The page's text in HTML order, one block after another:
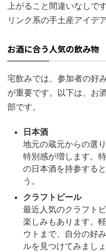
上がること間違いなしで
リンク系の手土産アイデ
お酒に合う人気の飲み物
宅飲みでは、参加者の好
が重要です。以下は、お
部です。
日本酒
地元の蔵元からの選
特別感が増します。
の日本酒を持参する
う。
クラフトビール
最近人気のクラフト
楽しみもあります。
ウトまで、自分の好
ルを見つけてみましょ